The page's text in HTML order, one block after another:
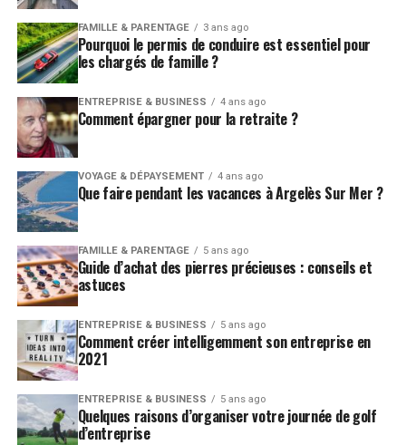
FAMILLE & PARENTAGE 3 ans ago
Pourquoi le permis de conduire est essentiel pour
les chargés de famille ?
ENTREPRISE & BUSINESS 4 ans ago
Comment épargner pour la retraite ?
VOYAGE & DÉPAYSEMENT 4 ans ago
Que faire pendant les vacances à Argelès Sur Mer ?
FAMILLE & PARENTAGE 5 ans ago
Guide d’achat des pierres précieuses : conseils et
astuces
ENTREPRISE & BUSINESS 5 ans ago
Comment créer intelligemment son entreprise en
2021
ENTREPRISE & BUSINESS 5 ans ago
Quelques raisons d’organiser votre journée de golf
d’entreprise